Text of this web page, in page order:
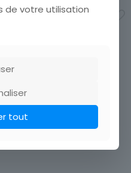
Ajouter au panier
de votre utilisation
tout